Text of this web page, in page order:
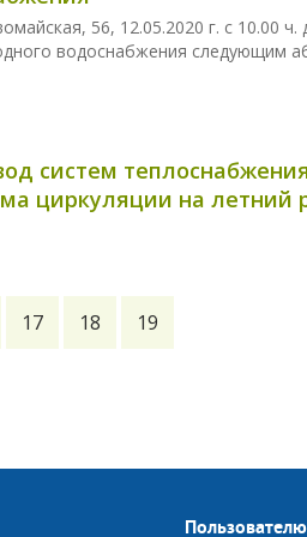
56, 12.05.2020 г. с 10.00 ч.
водоснабжения следующим
систем
циркуляции на летний
17 18 19
Пользователю